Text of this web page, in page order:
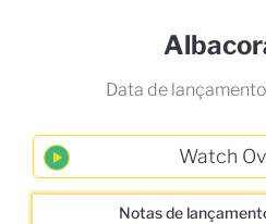
Data de
Notas de